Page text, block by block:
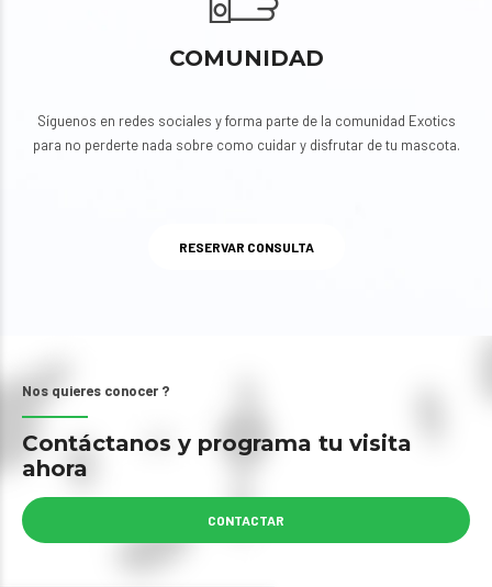
COMUNIDAD
Síguenos en redes sociales y forma parte de la comunidad Exotics
para no perderte nada sobre como cuidar y disfrutar de tu mascota.
RESERVAR CONSULTA
Nos quieres conocer ?
Contáctanos y programa tu visita
ahora
CONTACTAR